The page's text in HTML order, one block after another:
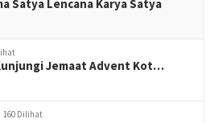
Satya Lencana Karya Satya
Jemaat Advent Kot…
160 Dilihat